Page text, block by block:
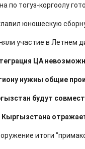
по тогуз-коргоолу
юношескую
участие в Летнем
ЦА
нужны общие
будут
Кыргызстана
итоги